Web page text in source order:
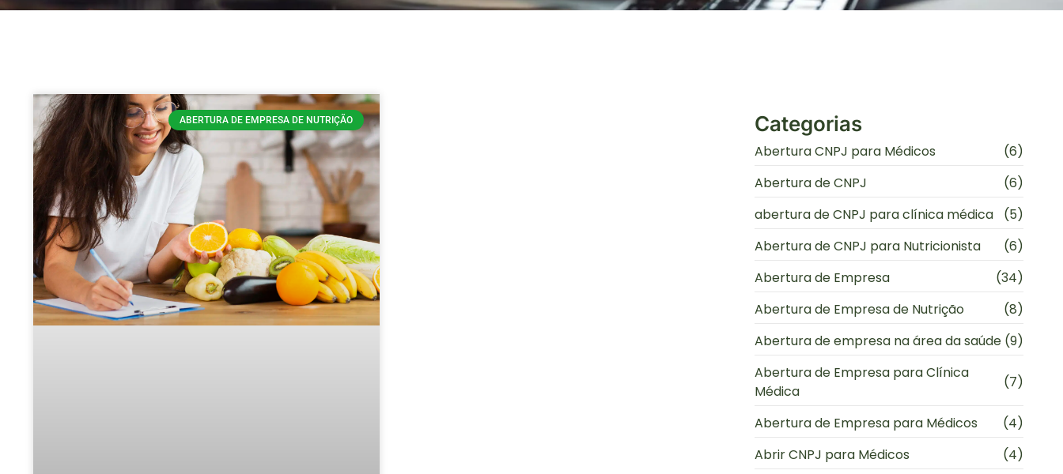
ABERTURA DE EMPRESA DE NUTRIÇÃO Categorias
Abertura CNPJ para Médicos
(6)
Abertura de CNPJ
(6)
abertura de CNPJ para clínica médica
(5)
Abertura de CNPJ para Nutricionista
(6)
Abertura de Empresa
(34)
Abertura de Empresa de Nutrição
(8)
Abertura de empresa na área da saúde (9)
Abertura de Empresa para Clínica
Médica
(7)
Abertura de Empresa para Médicos
(4)
Abrir CNPJ para Médicos
(4)